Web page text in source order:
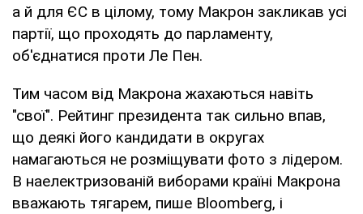
а й для ЄС в цілому, тому Макрон закликав усі
партії, що проходять до парламенту,
об'єднатися проти Ле Пен.
Тим часом від Макрона жахаються навіть
"свої". Рейтинг президента так сильно впав,
що деякі його кандидати в округах
намагаються не розміщувати фото з лідером.
В наелектризованій виборами країні Макрона
вважають тягарем, пише Bloomberg, і